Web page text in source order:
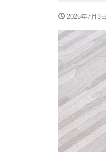
2025年7月3日